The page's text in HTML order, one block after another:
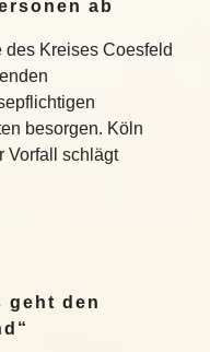
ab
Kreises Coesfeld
besorgen. Köln
Vorfall schlägt
geht den